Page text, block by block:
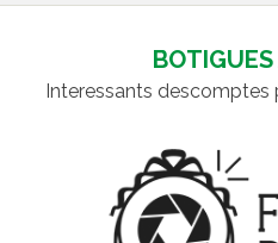
Interessants descomptes